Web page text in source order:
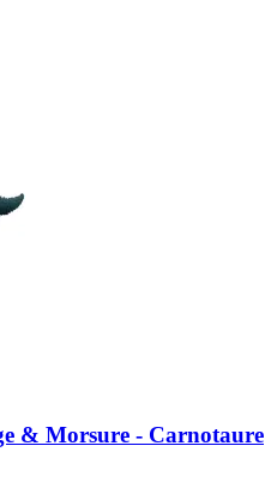
& Morsure -​ Carnotaure